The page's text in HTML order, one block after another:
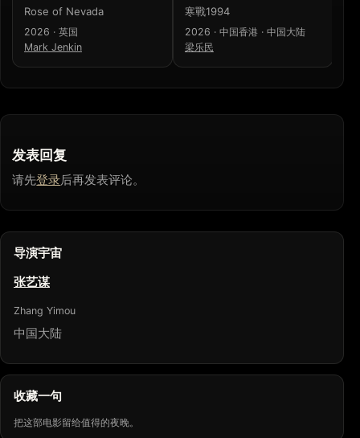
Rose of Nevada
2026 · 英国
Mark Jenkin
寒戰1994
2026 · 中国香港 · 中国大陆
梁乐民
发表回复
请先登录后再发表评论。
导演宇宙
张艺谋
Zhang Yimou
中国大陆
收藏一句
把这部电影留给值得的夜晚。